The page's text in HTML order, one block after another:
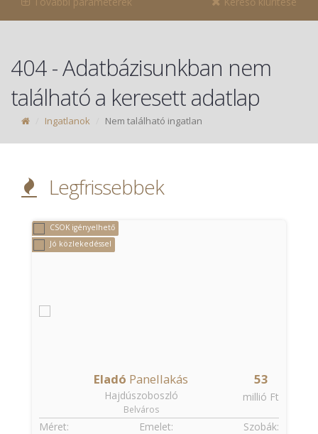
404 - Adatbázisunkban nem
található a keresett adatlap
Ingatlanok Nem található ingatlan
Legfrissebbek
CSOK igényelhető
Jó közlekedéssel
53
millió Ft
Eladó Panellakás
Hajdúszoboszló
Belváros
Szobák:
Méret:
Emelet: